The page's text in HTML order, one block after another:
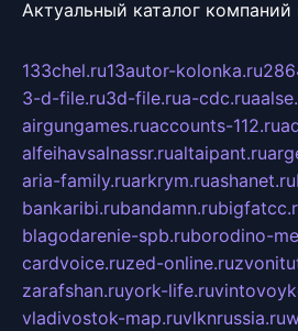
Актуальный каталог
133chel.ru13autor-kolonka.ru
3-d-file.ru3d-file.rua-cdc.ru
airgungames.ruaccounts-112.ru
alfeihavsalnassr.rualtaipant.ru
aria-family.ruarkrym.ruashanet.ru
bankaribi.rubandamn.ru
blagodarenie-spb.ruborodino-
cardvoice.ruzed-online.ru
zarafshan.ruyork-life.ru
vladivostok-map.ruvlknrussia.ru